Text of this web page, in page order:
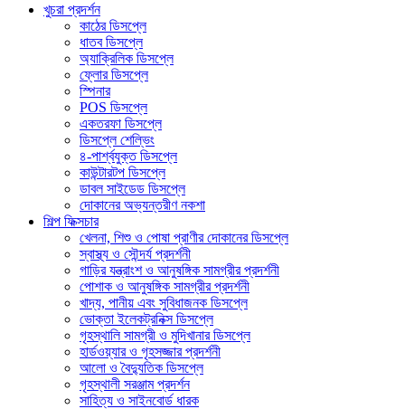
খুচরা প্রদর্শন
কাঠের ডিসপ্লে
ধাতব ডিসপ্লে
অ্যাক্রিলিক ডিসপ্লে
ফ্লোর ডিসপ্লে
স্পিনার
POS ডিসপ্লে
একতরফা ডিসপ্লে
ডিসপ্লে শেল্ভিং
৪-পার্শ্বযুক্ত ডিসপ্লে
কাউন্টারটপ ডিসপ্লে
ডাবল সাইডেড ডিসপ্লে
দোকানের অভ্যন্তরীণ নকশা
শিল্প ফিক্সচার
খেলনা, শিশু ও পোষা প্রাণীর দোকানের ডিসপ্লে
স্বাস্থ্য ও সৌন্দর্য প্রদর্শনী
গাড়ির যন্ত্রাংশ ও আনুষঙ্গিক সামগ্রীর প্রদর্শনী
পোশাক ও আনুষঙ্গিক সামগ্রীর প্রদর্শনী
খাদ্য, পানীয় এবং সুবিধাজনক ডিসপ্লে
ভোক্তা ইলেকট্রনিক্স ডিসপ্লে
গৃহস্থালি সামগ্রী ও মুদিখানার ডিসপ্লে
হার্ডওয়্যার ও গৃহসজ্জার প্রদর্শনী
আলো ও বৈদ্যুতিক ডিসপ্লে
গৃহস্থালী সরঞ্জাম প্রদর্শন
সাহিত্য ও সাইনবোর্ড ধারক